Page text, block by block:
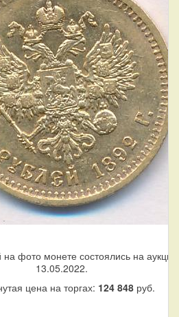
на фото монете состоялись на
13.05.2022.
цена на торгах: 124 848 руб.